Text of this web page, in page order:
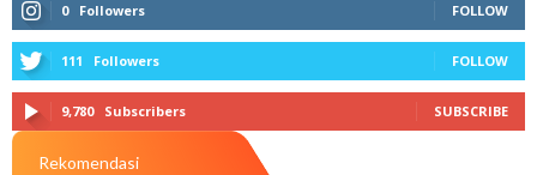
0 Followers FOLLOW
111 Followers FOLLOW
9,780 Subscribers SUBSCRIBE
Rekomendasi